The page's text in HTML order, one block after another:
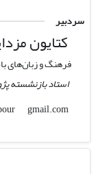
سردبیر
کتایون
فرهنگ و زبان‌های
استاد بازنشسته
mazdapour
gmail.com